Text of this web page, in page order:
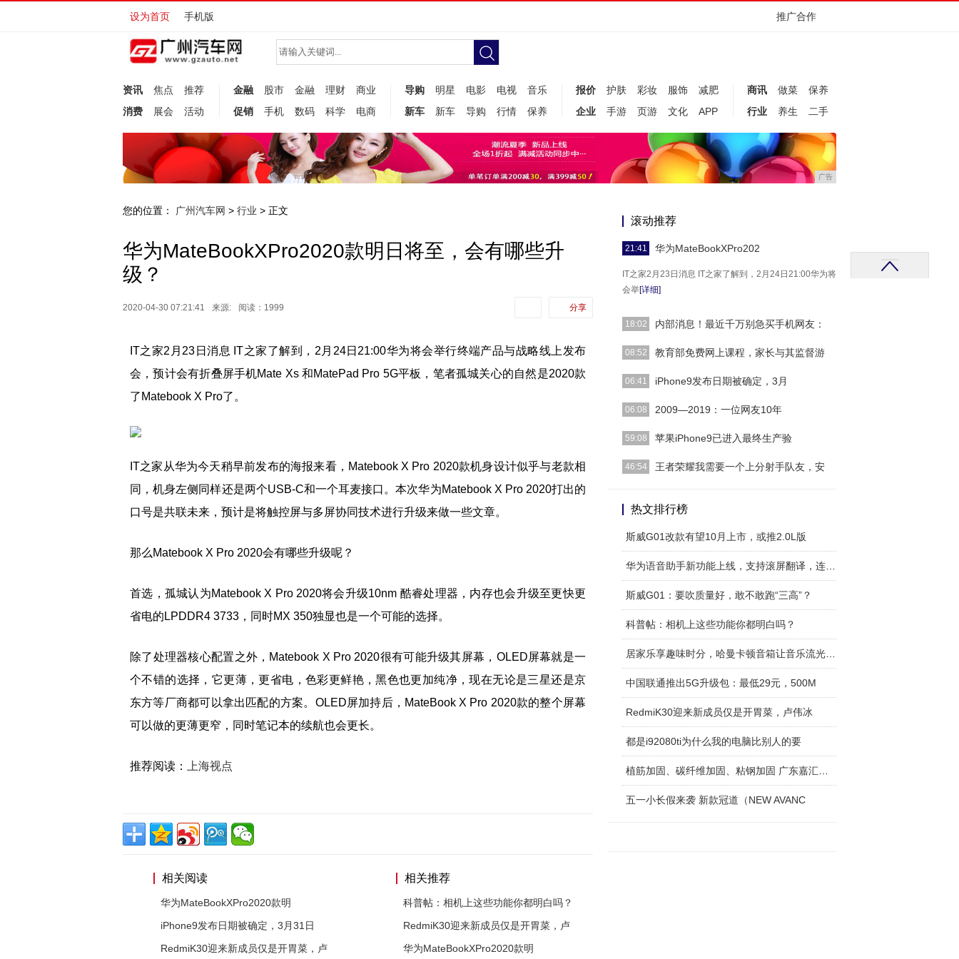
设为首页 手机版 推广合作
资讯 焦点
推荐
消费
展会 活动
金融 股市 金融 理财
商业
促销
手机 数码 科学 电商
导购 明星 电影 电视
音乐
新车
新车 导购 行情 保养
报价 护肤 彩妆 服饰
减肥
企业
手游 页游 文化 APP
商讯 做菜
保养
行业
养生 二手
广告
您的位置： 广州汽车网 > 行业 > 正文
华为MateBookXPro2020款明日将至，会有哪些升
级？
2020-04-30 07:21:41 来源: 阅读：1999 分享
IT之家2月23日消息 IT之家了解到，2月24日21:00华为将会举行终端产品与战略线上发布
会，预计会有折叠屏手机Mate Xs 和MatePad Pro 5G平板，笔者孤城关心的自然是2020款
了 Matebook X Pro了。
IT之家从华为今天稍早前发布的海报来看，Matebook X Pro 2020款机身设计似乎与老款相
同，机身左侧同样还是两个USB-C和一个耳麦接口。本次华为Matebook X Pro 2020打出的
口号是共联未来，预计是将触控屏与多屏协同技术进行升级来做一些文章。
那么Matebook X Pro 2020会有哪些升级呢？
首选，孤城认为Matebook X Pro 2020将会升级10nm 酷睿处理器，内存也会升级至更快更
省电的LPDDR4 3733，同时MX 350独显也是一个可能的选择。
除了处理器核心配置之外，Matebook X Pro 2020很有可能升级其屏幕，OLED屏幕就是一
个不错的选择，它更薄，更省电，色彩更鲜艳，黑色也更加纯净，现在无论是三星还是京
东方等厂商都可以拿出匹配的方案。OLED屏加持后，MateBook X Pro 2020款的整个屏幕
可以做的更薄更窄，同时笔记本的续航也会更长。
推荐阅读： 上海视点
相关阅读
华为MateBookXPro2020款明
iPhone9发布日期被确定，3月31日
RedmiK30迎来新成员仅是开胃菜，卢
相关推荐
科普帖：相机上这些功能你都明白吗？
RedmiK30迎来新成员仅是开胃菜，卢
华为MateBookXPro2020款明
滚动推荐
21:41 华为MateBookXPro202
IT之家2月23日消息 IT之家了解到，2月24日21:00华为将
会举[详细]
18:02 内部消息！最近千万别急买手机网友：
[PConline 资讯]它是海归品牌，推出的产品都拥有极佳的
08:52 教育部免费网上课程，家长与其监督游
原创首发：王子华时书沧桑。创作不易，侵权必究。日
06:41 iPhone9发布日期被确定，3月
众所周知，苹果凭借着软件生态的优势在中国市场拥有庞
06:08 2009—2019：一位网友10年
智能手机飞速发展的10年，很多用过的手机可能给你我
59:08 苹果iPhone9已进入最终生产验
3月5日消息，受疫情影响，今年不少国内手机厂商已经
46:54 王者荣耀我需要一个上分射手队友，安
五，我想上王者一起玩啊
热文排行榜
斯威G01改款有望10月上市，或推2.0L版
斯威G01：要吹质量好，敢不敢跑“三高”？
科普帖：相机上这些功能你都明白吗？
中国联通推出5G升级包：最低29元，500M
RedmiK30迎来新成员仅是开胃菜，卢伟冰
都是i92080ti为什么我的电脑比别人的要
五一小长假来袭 新款冠道（NEW AVANC